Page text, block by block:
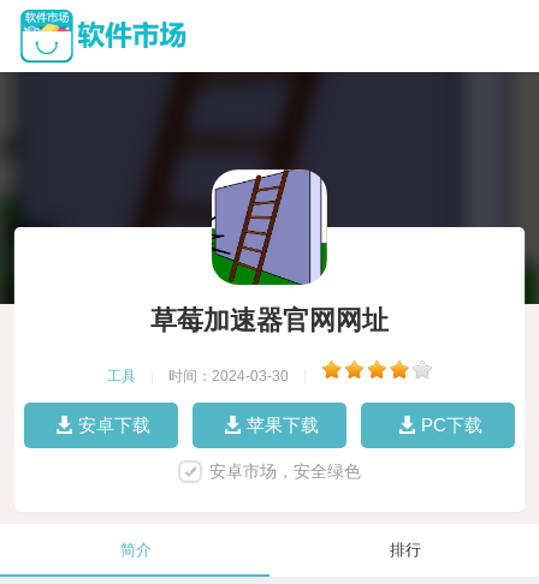
草莓加速器官网网址
工具 时间：2024-03-30
安卓下载 苹果下载 PC下载
安卓市场，安全绿色
简介 排行